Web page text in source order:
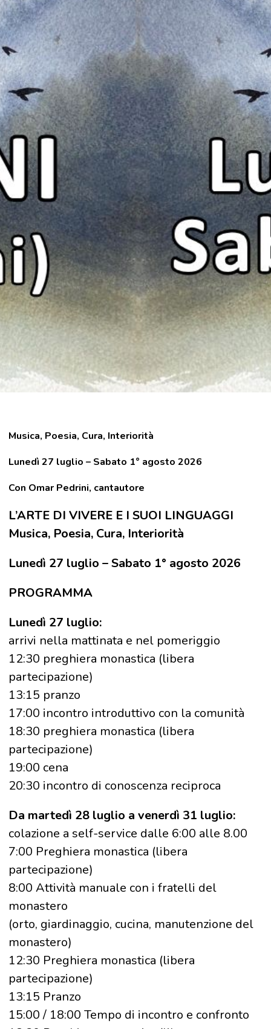
Musica, Poesia, Cura, Interiorità
Lunedì 27 luglio – Sabato 1° agosto 2026
Con Omar Pedrini, cantautore
L’ARTE DI VIVERE E I SUOI LINGUAGGI
Musica, Poesia, Cura, Interiorità
Lunedì 27 luglio – Sabato 1° agosto 2026
PROGRAMMA
Lunedì 27 luglio:
arrivi nella mattinata e nel pomeriggio
12:30 preghiera monastica (libera
partecipazione)
13:15 pranzo
17:00 incontro introduttivo con la comunità
18:30 preghiera monastica (libera
partecipazione)
19:00 cena
20:30 incontro di conoscenza reciproca
Da martedì 28 luglio a venerdì 31 luglio:
colazione a self-service dalle 6:00 alle 8.00
7:00 Preghiera monastica (libera
partecipazione)
8:00 Attività manuale con i fratelli del
monastero
(orto, giardinaggio, cucina, manutenzione del
monastero)
12:30 Preghiera monastica (libera
partecipazione)
13:15 Pranzo
15:00 / 18:00 Tempo di incontro e confronto